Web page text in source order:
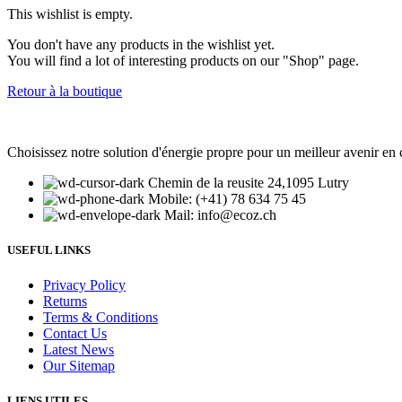
This wishlist is empty.
You don't have any products in the wishlist yet.
You will find a lot of interesting products on our "Shop" page.
Retour à la boutique
Choisissez notre solution d'énergie propre pour un meilleur avenir en
Chemin de la reusite 24,1095 Lutry
Mobile: (+41) 78 634 75 45
Mail: info@ecoz.ch
USEFUL LINKS
Privacy Policy
Returns
Terms & Conditions
Contact Us
Latest News
Our Sitemap